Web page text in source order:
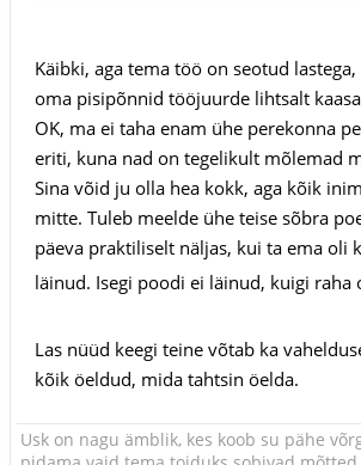
Käibki, aga tema töö on seotud
oma pisipõnnid tööjuurde lihtsalt
OK, ma ei taha enam ühe perekonna
eriti, kuna nad on tegelikult mõlemad
Sina võid ju olla hea kokk, aga kõik
mitte. Tuleb meelde ühe teise sõbra
päeva praktiliselt näljas, kui ta ema oli
läinud. Isegi poodi ei läinud, kuigi raha
Las nüüd keegi teine võtab ka
kõik öeldud, mida tahtsin öelda.
Usk on nagu ämblik, kes koob su pähe